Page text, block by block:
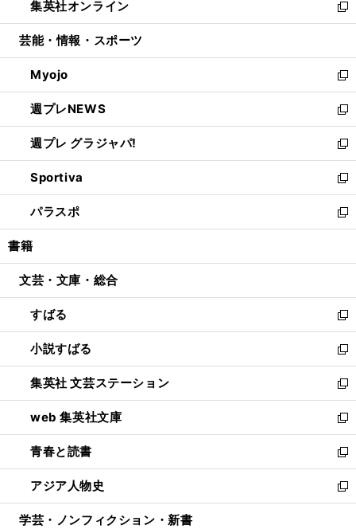
く
で
開
ド
ウ
開
く
ィ
ン
ウ
で
開
く
い
ウ
ン
ド
ウ
で
開
く
集英社オンライン
新
し
ウ
ィ
ン
ド
ウ
で
開
く
芸能・情報・スポーツ
Myojo
新
し
い
ウ
ィ
ン
ド
ウ
で
開
週プレNEWS
新
し
い
ウ
ィ
ン
ド
ウ
開
週プレ グラジャパ!
新
し
い
ウ
ィ
ン
ウ
開
く
Sportiva
新
し
い
ウ
ン
ウ
で
開
く
パラスポ
新
し
ウ
ン
ド
ウ
で
開
く
書籍
文芸・文庫・総合
すばる
新
し
い
ウ
ィ
ン
ド
ウ
で
開
く
小説すばる
新
し
い
ウ
ィ
ン
ド
ウ
で
開
集英社 文芸ステーション
新
し
い
ウ
ィ
ン
ド
ウ
web 集英社文庫
新
し
い
ウ
ィ
ン
青春と読書
新
し
い
ウ
アジア人物史
新
し
学芸・ノンフィクション・新書